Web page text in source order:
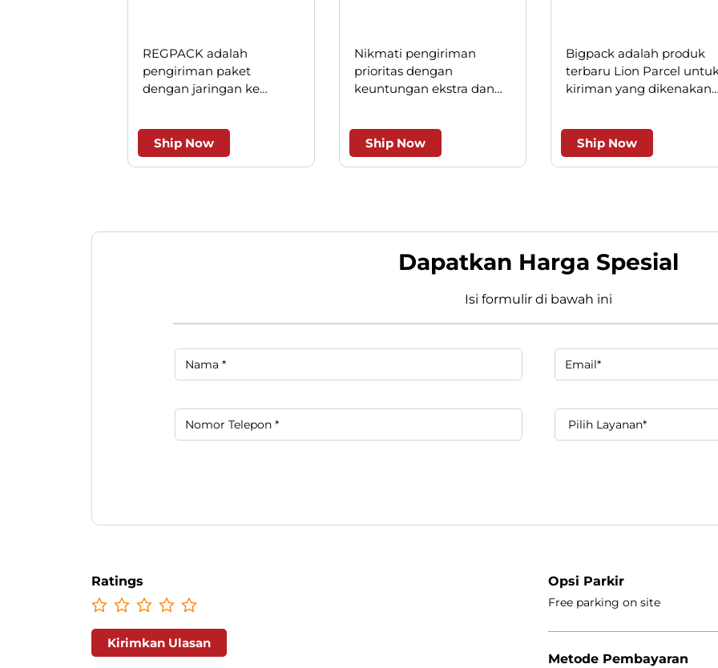
REGPACK adalah
pengiriman paket
dengan jaringan ke
andal dan efesien.
Ship Now
Nikmati pengiriman
prioritas dengan
keuntungan ekstra dan
Ship Now
Bigpack adalah produk
terbaru Lion Parcel
kiriman yang dikenakan
beberapa wilayah kota
besar.
Ship Now
Dapatkan Harga Spesial
Isi formulir di bawah ini
Ratings
Kirimkan Ulasan
Opsi Parkir
Free parking on site
Metode Pembayaran